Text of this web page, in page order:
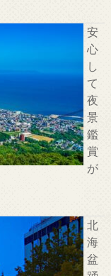
安
心
し
て
夜
景
鑑
賞
が
北
海
盆